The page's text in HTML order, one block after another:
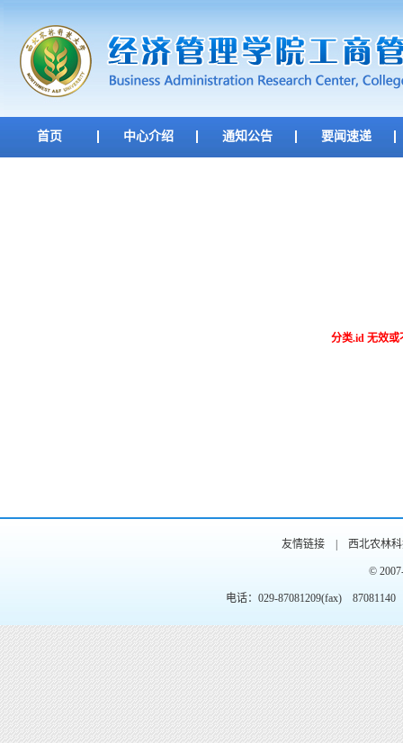
首页 中心介绍 通知公告 要闻速递
分类.id 无效或
友情链接 | 西北农林
©
电话：029-87081209(fax)